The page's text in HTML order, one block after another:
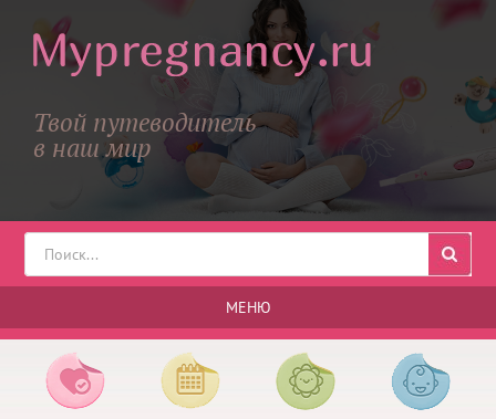
Твой путеводитель
в наш мир
МЕНЮ